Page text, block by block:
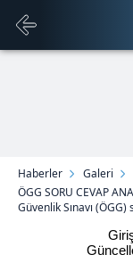
Haberler Galeri
ÖGG SORU CEVAP
Güvenlik Sınavı